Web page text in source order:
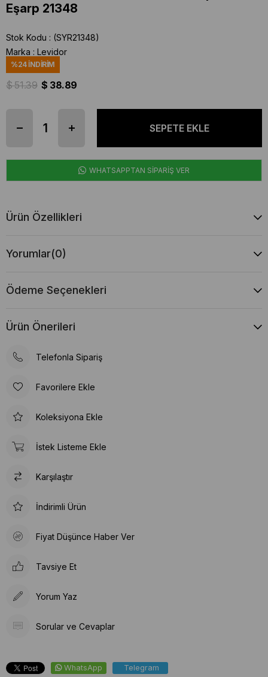
Eşarp 21348
Stok Kodu
(SYR21348)
Marka : Levidor
%24İNDIRIM
$ 51.39 $ 38.89
WHATSAPPTAN SİPARİŞ VER
Ürün Özellikleri
Yorumlar(0)
Ödeme Seçenekleri
Ürün Önerileri
Telefonla Sipariş
Favorilere Ekle
Koleksiyona Ekle
İstek Listeme Ekle
Karşılaştır
İndirimli Ürün
Fiyat Düşünce Haber Ver
Tavsiye Et
Yorum Yaz
Sorular ve Cevaplar
WhatsApp Telegram